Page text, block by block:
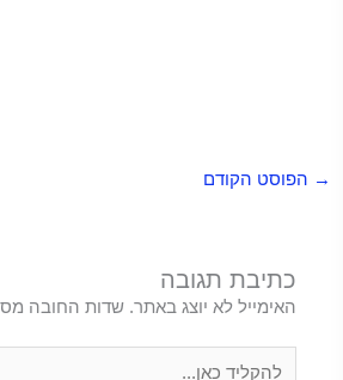
→ הפוסט הקודם
כתיבת תגובה
האימייל לא יוצג באתר. שדות החובה